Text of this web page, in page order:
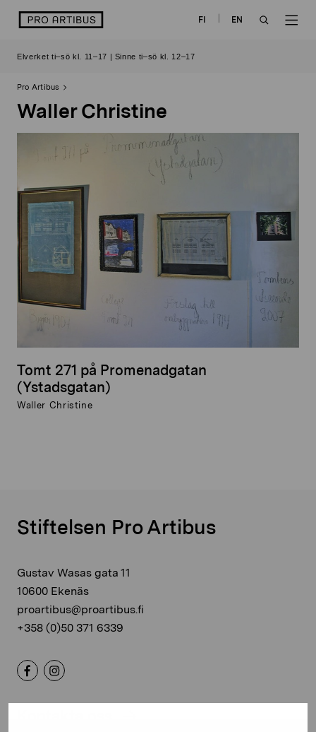
logo FI
EN
Elverket ti–sö kl. 11–17 | Sinne ti–sö kl. 12–17
Pro Artibus
Waller Christine
Tomt 271 på Promenadgatan
(Ystadsgatan)
Waller Christine
Stiftelsen Pro Artibus
Gustav Wasas gata 11
10600 Ekenäs
proartibus@proartibus.fi
+358 (0)50 371 6339